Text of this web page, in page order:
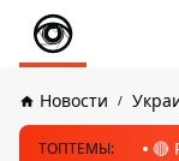
Новости
ТОПТЕМЫ: 🔴